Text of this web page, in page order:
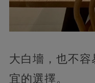
大白墻，也不
宜的選擇。